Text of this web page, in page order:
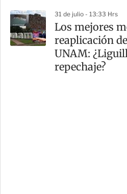
31 de julio - 13:33 Hrs
Los mejores
reaplicación
UNAM:
repechaje?